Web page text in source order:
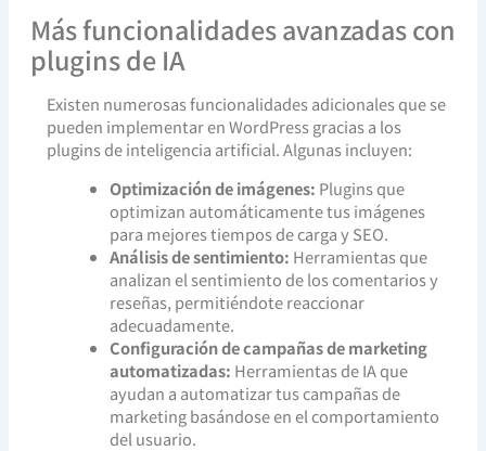
Más funcionalidades avanzadas con
plugins de IA
Existen numerosas funcionalidades adicionales que se
pueden implementar en WordPress gracias a los
plugins de inteligencia artificial. Algunas incluyen:
Optimización de imágenes: Plugins que
optimizan automáticamente tus imágenes
para mejores tiempos de carga y SEO.
Análisis de sentimiento: Herramientas que
analizan el sentimiento de los comentarios y
reseñas, permitiéndote reaccionar
adecuadamente.
Configuración de campañas de marketing
automatizadas: Herramientas de IA que
ayudan a automatizar tus campañas de
marketing basándose en el comportamiento
del usuario.